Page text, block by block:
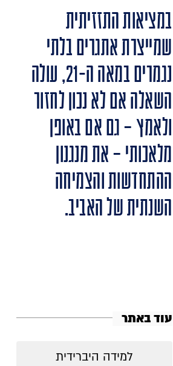
במציאות התזזיתית
שמייצרת אתגרים בלתי
נגמרים במאה ה-21, עולה
השאלה אם לא נכון לחזור
ולאמץ – גם אם באופן
מלאכותי – את מנגנון
ההתחדשות והצמיחה
השנתית של האביב.
עוד באתר
למידה היברידית